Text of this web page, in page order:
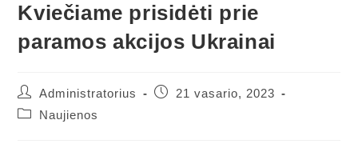
Kviečiame prisidėti prie
paramos akcijos Ukrainai
Administratorius
21 vasario, 2023
Naujienos